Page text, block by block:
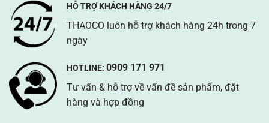
HỖ TRỢ KHÁCH HÀNG 24/7
THAOCO luôn hỗ trợ khách hàng 24h trong 7
ngày
HOTLINE: 0909 171 971
Tư vấn & hỗ trợ về vấn đề sản phẩm, đặt
hàng và hợp đồng